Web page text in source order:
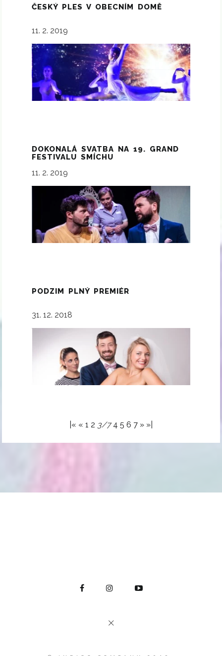
ČESKÝ PLES V OBECNÍM DOMĚ
11. 2. 2019
DOKONALÁ SVATBA NA 19. GRAND
FESTIVALU SMÍCHU
11. 2. 2019
PODZIM PLNÝ PREMIÉR
31. 12. 2018
|« « 1 2 3/7 4 5 6 7 » »|